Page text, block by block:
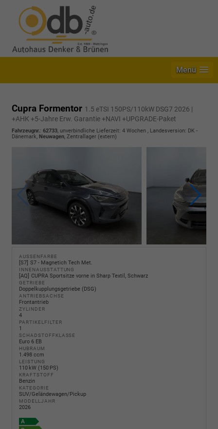
Menü
Cupra Formentor 1.5 eTSI 150PS/110kW DSG7 2026 |
+AHK +5-Jahre Erw. Garantie +NAVI +UPGRADE-Paket
Fahrzeugnr.: 62733, unverbindliche Lieferzeit: 4 Wochen , Landesversion: DK -
Dänemark, Neuwagen, Zentrallager (extern)
AUSSENFARBE
S7 S7 - Magnetich Tech Met.
INNENAUSSTATTUNG
AQ CUPRA Sportsitze vorne in Sharp Textil, Schwarz
GETRIEBE
Doppelkupplungsgetriebe (DSG)
ANTRIEBSACHSE
Frontantrieb
ZYLINDER
4
PARTIKELFILTER
1
SCHADSTOFFKLASSE
Euro 6 EB
HUBRAUM
1.498 ccm
LEISTUNG
110 kW (150 PS)
KRAFTSTOFF
Benzin
KATEGORIE
SUV/Geländewagen/Pickup
MODELLJAHR
2026